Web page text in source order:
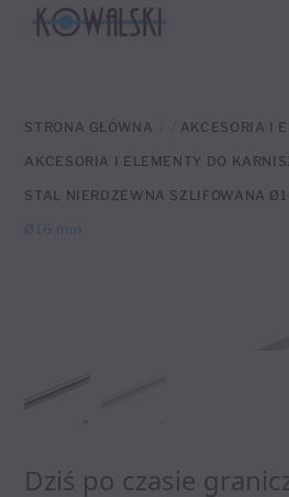
STRONA GŁÓWNA / AKCESORIA I
AKCESORIA I ELEMENTY DO
STAL NIERDZEWNA SZLIFOWANA
Ø16 mm
Dziś po czasie